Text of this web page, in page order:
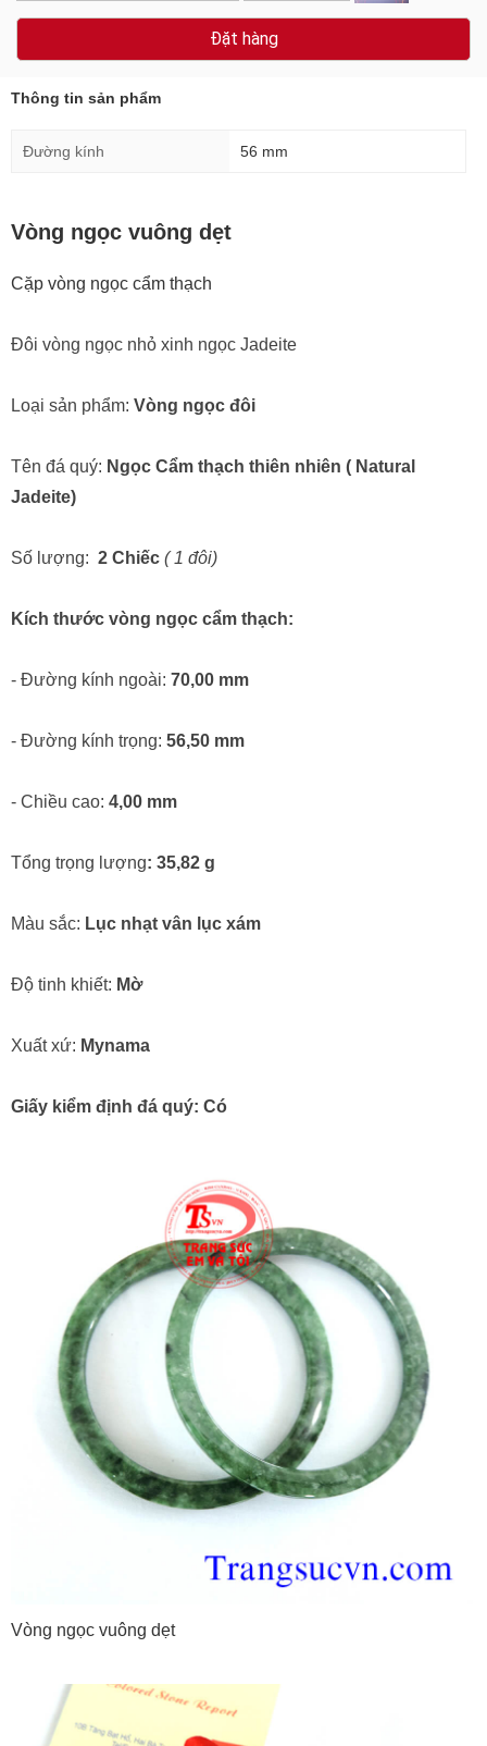
Đặt hàng
Thông tin sản phẩm
Đường kính 56 mm
Vòng ngọc vuông dẹt
Cặp vòng ngọc cẩm thạch
Đôi vòng ngọc nhỏ xinh ngọc Jadeite
Loại sản phẩm: Vòng ngọc đôi
Tên đá quý: Ngọc Cẩm thạch thiên nhiên ( Natural
Jadeite)
Số lượng: 2 Chiếc ( 1 đôi)
Kích thước vòng ngọc cẩm thạch:
- Đường kính ngoài: 70,00 mm
- Đường kính trọng: 56,50 mm
- Chiều cao: 4,00 mm
Tổng trọng lượng: 35,82 g
Màu sắc: Lục nhạt vân lục xám
Độ tinh khiết: Mờ
Xuất xứ: Mynama
Giấy kiểm định đá quý: Có
Vòng ngọc vuông dẹt